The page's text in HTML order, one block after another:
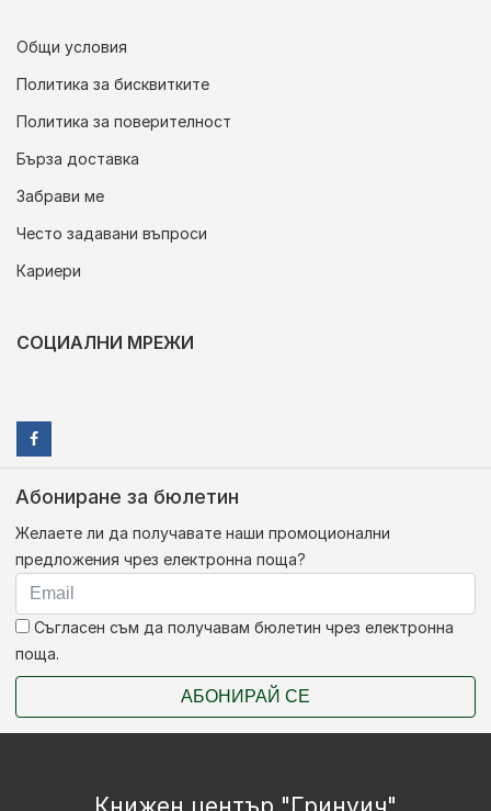
Общи условия
Политика за бисквитките
Политика за поверителност
Бърза доставка
Забрави ме
Често задавани въпроси
Кариери
СОЦИАЛНИ МРЕЖИ
Абониране за бюлетин
Желаете ли да получавате наши промоционални
предложения чрез електронна поща?
Съгласен съм да получавам бюлетин чрез електронна
поща.
АБОНИРАЙ СЕ